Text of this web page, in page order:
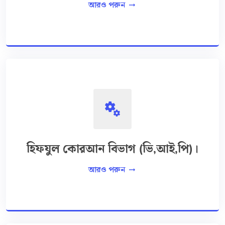
আরও পরুন arrow_right_alt
miscellaneous_services
হিফযুল কোরআন বিভাগ (ভি,আই,পি)।
আরও পরুন arrow_right_alt